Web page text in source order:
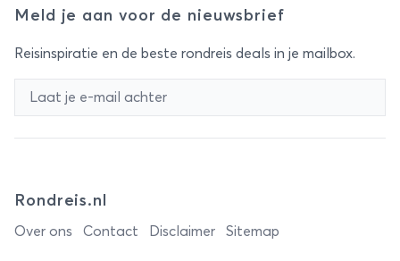
Meld je aan voor de nieuwsbrief
Reisinspiratie en de beste rondreis deals in je mailbox.
Rondreis.nl
Over ons Contact Disclaimer Sitemap